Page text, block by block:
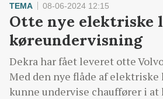
TEMA 08-06-2024 12:15
Otte nye elektriske
køreundervisning
Dekra har fået leveret otte
Med den nye flåde af
kunne undervise chauffører i